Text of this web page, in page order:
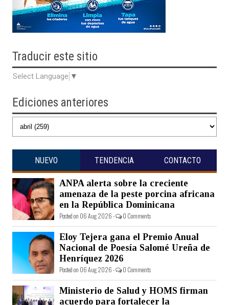
Traducir este sitio
Select Language ▼
Ediciones anteriores
NUEVO TENDENCIA CONTACTO
ANPA alerta sobre la creciente
amenaza de la peste porcina africana
en la República Dominicana
Posted on 06 Aug 2026 - 0 Comments
Eloy Tejera gana el Premio Anual
Nacional de Poesía Salomé Ureña de
Henríquez 2026
Posted on 06 Aug 2026 - 0 Comments
Ministerio de Salud y HOMS firman
acuerdo para fortalecer la